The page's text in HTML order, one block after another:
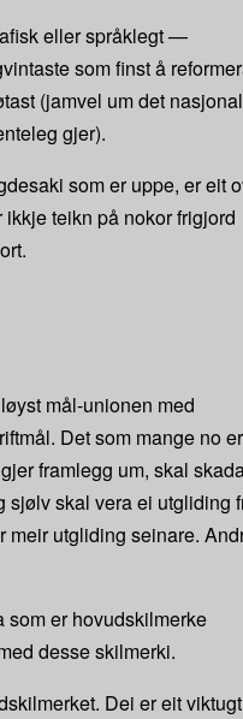
eller språklegt —
som finst å
(jamvel um det
gjer).
som er uppe, er eit
teikn på nokor frigjord
mål-unionen med
Det som mange no er
framlegg um, skal
sjølv skal vera ei utgliding
meir utgliding seinare.
som er hovudskilmerke
desse skilmerki.
Dei er eit viktugt